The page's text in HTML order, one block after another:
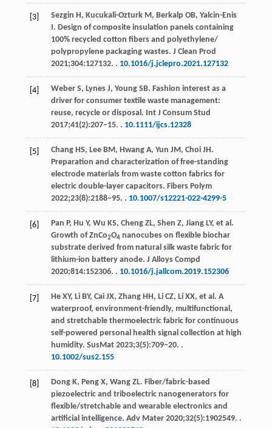
[3] Sezgin H, Kucukali-Ozturk M, Berkalp OB, Yalcin-Enis
I. Design of composite insulation panels containing
100% recycled cotton fibers and polyethylene/
polypropylene packaging wastes. J Clean Prod
2021;304:127132. . 10.1016/j.jclepro.2021.127132
[4] Weber S, Lynes J, Young SB. Fashion interest as a
driver for consumer textile waste management:
reuse, recycle or disposal. Int J Consum Stud
2017;41(2):207‒15. . 10.1111/ijcs.12328
[5] Chang HS, Lee BM, Hwang A, Yun JM, Choi JH.
Preparation and characterization of free-standing
electrode materials from waste cotton fabrics for
electric double-layer capacitors. Fibers Polym
2022;23(8):2188‒95. . 10.1007/s12221-022-4299-5
[6] Pan P, Hu Y, Wu KS, Cheng ZL, Shen Z, Jiang LY, et al.
Growth of ZnCo2O4nanocubes on flexible biochar
substrate derived from natural silk waste fabric for
lithium-ion battery anode. J Alloys Compd
2020;814:152306. . 10.1016/j.jallcom.2019.152306
[7] He XY, Li BY, Cai JX, Zhang HH, Li CZ, Li XX, et al. A
waterproof, environment-friendly, multifunctional,
and stretchable thermoelectric fabric for continuous
self-powered personal health signal collection at high
humidity. SusMat 2023;3(5):709‒20. .
10.1002/sus2.155
[8] Dong K, Peng X, Wang ZL. Fiber/fabric-based
piezoelectric and triboelectric nanogenerators for
flexible/stretchable and wearable electronics and
artificial intelligence. Adv Mater 2020;32(5):1902549. .